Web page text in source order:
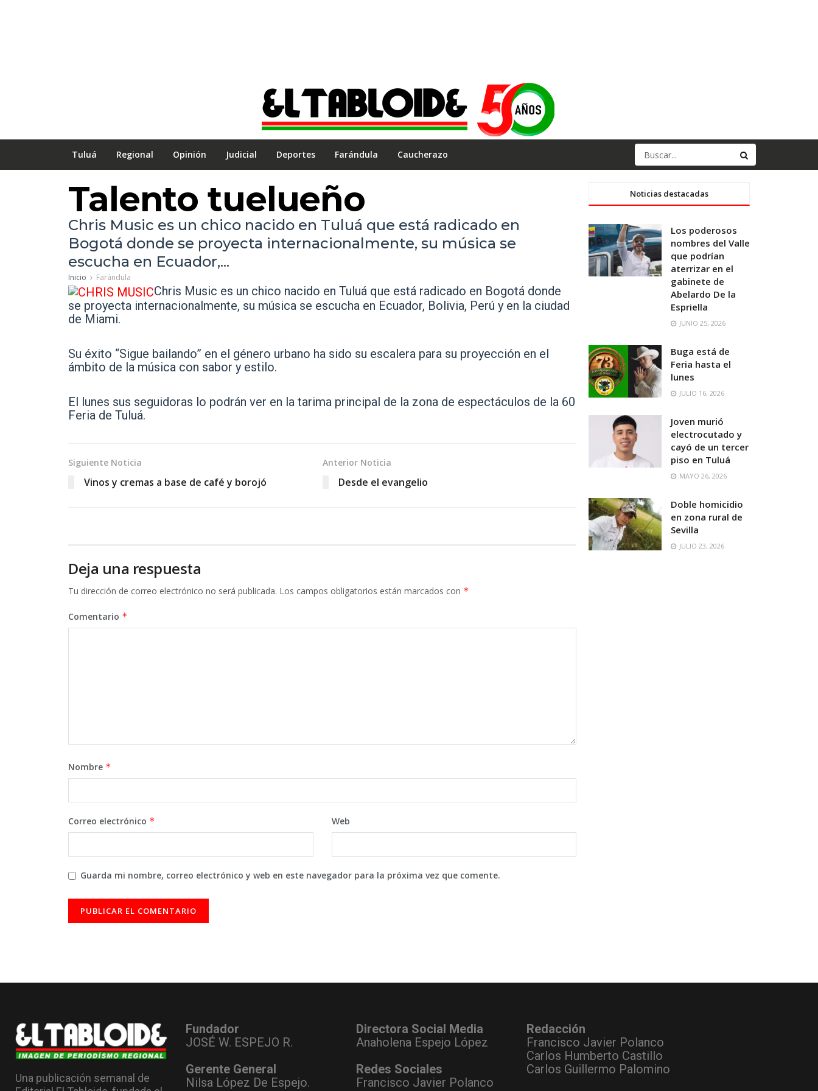
Tuluá Regional Opinión Judicial Deportes Farándula Caucherazo
Talento tuelueño
Chris Music es un chico nacido en Tuluá que está radicado en
Bogotá donde se proyecta internacionalmente, su música se
escucha en Ecuador,...
Inicio Farándula
Chris Music es un chico nacido en Tuluá que está radicado en Bogotá donde
se proyecta internacionalmente, su música se escucha en Ecuador, Bolivia, Perú y en la ciudad
de Miami.
Su éxito “Sigue bailando” en el género urbano ha sido su escalera para su proyección en el
ámbito de la música con sabor y estilo.
El lunes sus seguidoras lo podrán ver en la tarima principal de la zona de espectáculos de la 60
Feria de Tuluá.
Siguiente Noticia
Vinos y cremas a base de café y borojó
Anterior Noticia
Desde el evangelio
Deja una respuesta
Tu dirección de correo electrónico no será publicada. Los campos obligatorios están marcados con *
Comentario *
Nombre *
Correo electrónico * Web
Guarda mi nombre, correo electrónico y web en este navegador para la próxima vez que comente.
Noticias destacadas
Los poderosos
nombres del Valle
que podrían
aterrizar en el
gabinete de
Abelardo De la
Espriella
JUNIO 25, 2026
Buga está de
Feria hasta el
lunes
JULIO 16, 2026
Joven murió
electrocutado y
cayó de un tercer
piso en Tuluá
MAYO 26, 2026
Doble homicidio
en zona rural de
Sevilla
JULIO 23, 2026
Una publicación semanal de
Fundador
JOSÉ W. ESPEJO R.
Gerente General
Nilsa López De Espejo.
Directora Social Media
Anaholena Espejo López
Redes Sociales
Francisco Javier Polanco
Redacción
Francisco Javier Polanco
Carlos Humberto Castillo
Carlos Guillermo Palomino